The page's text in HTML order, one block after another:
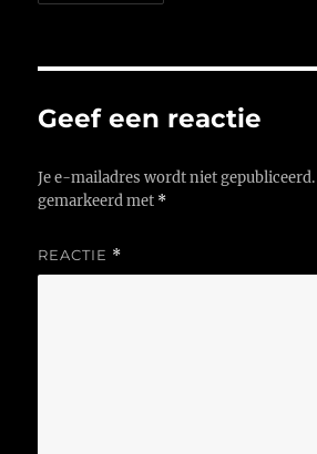
Geef een reactie
Je e-mailadres wordt niet gepubliceerd.
gemarkeerd met *
REACTIE *